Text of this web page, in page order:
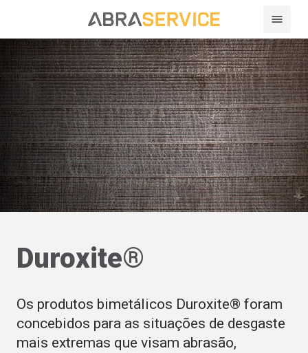
Duroxite®
Os produtos bimetálicos Duroxite® foram
concebidos para as situações de desgaste
mais extremas que visam abrasão,